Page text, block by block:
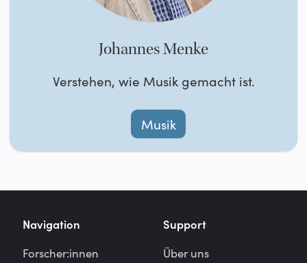
Johannes Menke
Verstehen, wie Musik gemacht ist.
Musik
Navigation
Forscher:innen
Support
Über uns